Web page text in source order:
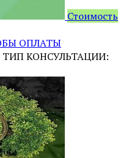
Стоимость
ОПЛАТЫ
КОНСУЛЬТАЦИИ: